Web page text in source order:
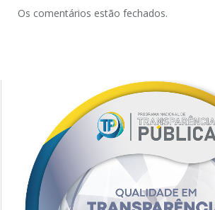
Os comentários estão fechados.